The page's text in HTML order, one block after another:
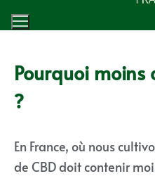
Pourquoi moins
?
En France, où nous
de CBD doit contenir